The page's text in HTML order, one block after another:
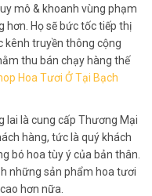
mô & khoanh vùng phạm
hơn. Họ sẽ bức tốc tiếp thị
kênh truyền thông cộng
thu bán chạy hàng thế
Hoa Tươi Ở Tại Bạch
lai là cung cấp Thương Mại
hàng, tức là quý khách
bó hoa tùy ý của bản thân.
những sản phẩm hoa tươi
hơn nữa.